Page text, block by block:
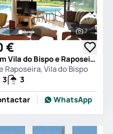
Ver
7
€
Moradia T3 em Vila do Bispo e Raposeira, Vila do Bispo
Raposeira, Vila do Bispo
3
3
WhatsApp